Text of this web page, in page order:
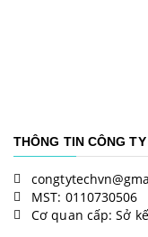
THÔNG TIN CÔNG TY
MST: 0110730506
Cơ quan cấp: Sở